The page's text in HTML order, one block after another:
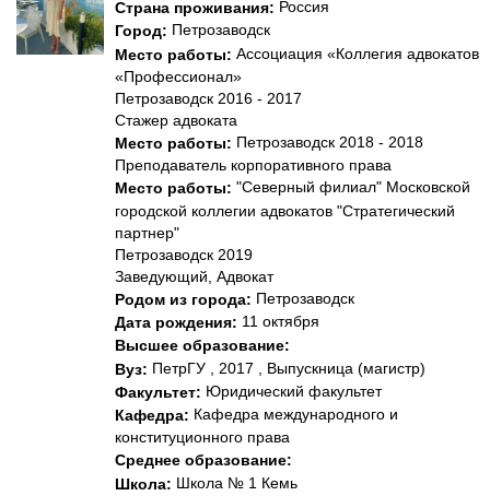
Страна проживания: Россия
Город: Петрозаводск
Место работы: Ассоциация «Коллегия адвокатов
«Профессионал»
Петрозаводск 2016 - 2017
Стажер адвоката
Место работы: Петрозаводск 2018 - 2018
Преподаватель корпоративного права
Место работы: "Северный филиал" Московской
городской коллегии адвокатов "Стратегический
партнер"
Петрозаводск 2019
Заведующий, Адвокат
Родом из города: Петрозаводск
Дата рождения: 11 октября
Высшее образование:
Вуз: ПетрГУ , 2017 , Выпускница (магистр)
Факультет: Юридический факультет
Кафедра: Кафедра международного и
конституционного права
Среднее образование:
Школа: Школа № 1 Кемь